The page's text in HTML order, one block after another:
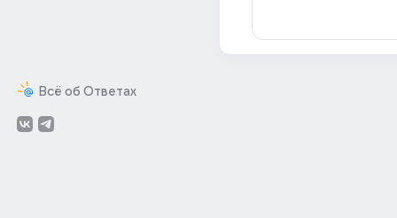
Всё об Ответах